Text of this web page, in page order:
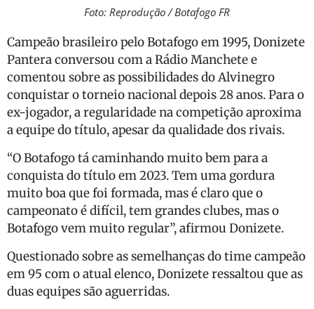
Foto: Reprodução / Botafogo FR
Campeão brasileiro pelo Botafogo em 1995, Donizete
Pantera conversou com a Rádio Manchete e
comentou sobre as possibilidades do Alvinegro
conquistar o torneio nacional depois 28 anos. Para o
ex-jogador, a regularidade na competição aproxima
a equipe do título, apesar da qualidade dos rivais.
“O Botafogo tá caminhando muito bem para a
conquista do título em 2023. Tem uma gordura
muito boa que foi formada, mas é claro que o
campeonato é difícil, tem grandes clubes, mas o
Botafogo vem muito regular”, afirmou Donizete.
Questionado sobre as semelhanças do time campeão
em 95 com o atual elenco, Donizete ressaltou que as
duas equipes são aguerridas.